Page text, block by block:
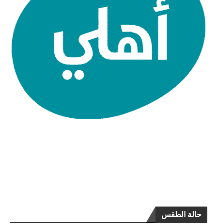
حالة الطقس